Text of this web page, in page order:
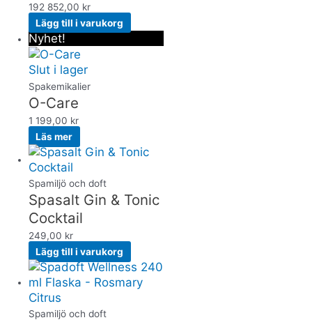
192 852,00 kr
Lägg till i varukorg
Nyhet!
Slut i lager
Spakemikalier
O-Care
1 199,00 kr
Läs mer
Spamiljö och doft
Spasalt Gin & Tonic
Cocktail
249,00 kr
Lägg till i varukorg
Spamiljö och doft